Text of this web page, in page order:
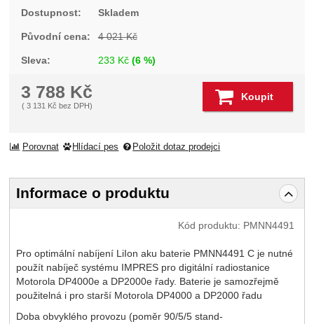
Dostupnost: Skladem
Původní cena: 4 021Kč
Sleva: 233 Kč (6%)
3 788 Kč
(3 131 Kč bez DPH)
Koupit
Porovnat Hlídací pes Položit dotaz prodejci
Informace o produktu
Kód produktu: PMNN4491
Pro optimální nabíjení LiIon aku baterie PMNN4491 C je nutné
použít nabíječ systému IMPRES pro digitální radiostanice
Motorola DP4000e a DP2000e řady. Baterie je samozřejmě
použitelná i pro starší Motorola DP4000 a DP2000 řadu
Doba obvyklého provozu (poměr 90/5/5 stand-